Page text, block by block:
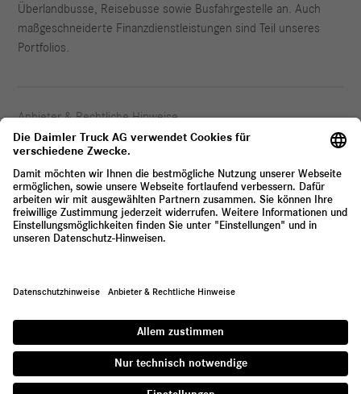
Überlandbusse, Reisebusse sowie Busfahrgestelle an. Auch
maßgeschneiderte Finanzdienstleistungen sind Teil unseres
Portfolios.
Anbieter & Rechtliche Hinweise
Datenschutz
© 2026 Daimler Truck AG. Alle Rechte vorbehalten.